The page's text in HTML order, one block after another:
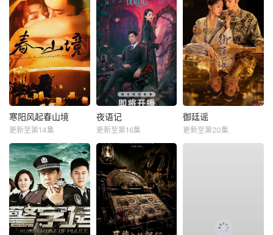
寒阳风起春山境
更新至第14集
夜语记
更新至第16集
御廷谣
更新至第20集